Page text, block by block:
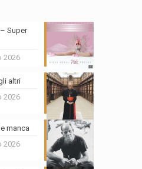
Super
2026
altri
2026
manca
2026